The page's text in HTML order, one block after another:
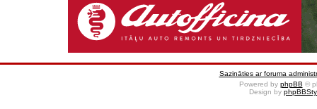
Sazināties ar foruma
Powered by phpBB ©
Design by